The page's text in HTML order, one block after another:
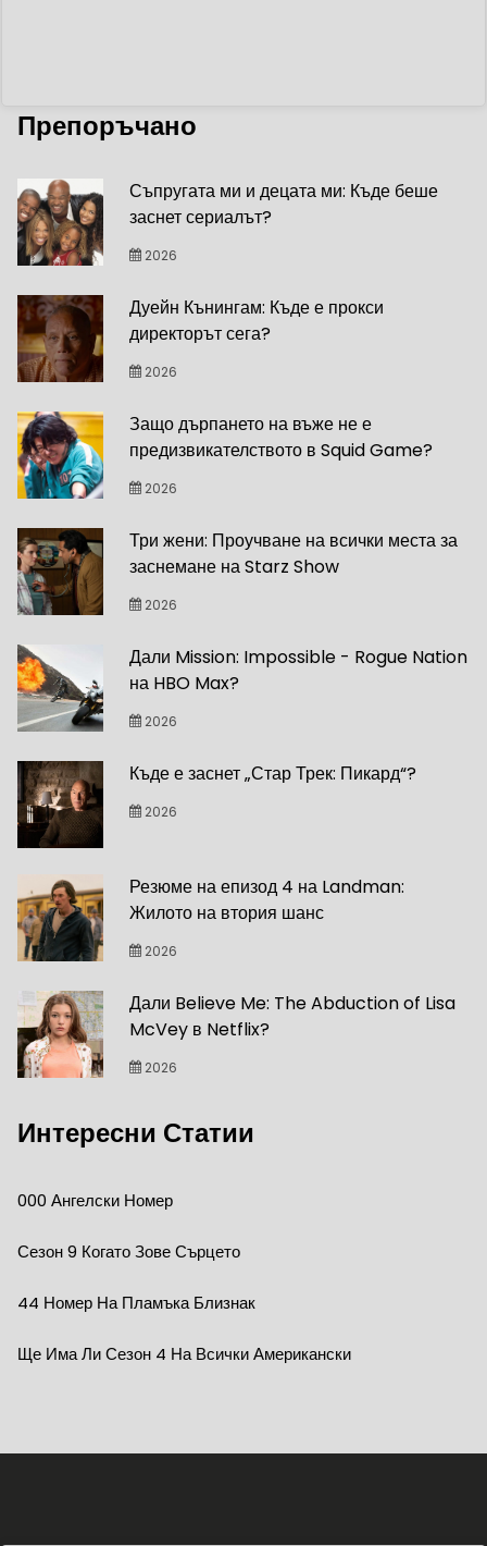
Препоръчано
Съпругата ми и децата ми: Къде беше
заснет сериалът?
2026
Дуейн Кънингам: Къде е прокси
директорът сега?
2026
Защо дърпането на въже не е
предизвикателството в Squid Game?
2026
Три жени: Проучване на всички места за
заснемане на Starz Show
2026
Дали Mission: Impossible - Rogue Nation
на HBO Max?
2026
Къде е заснет „Стар Трек: Пикард“?
2026
Резюме на епизод 4 на Landman:
Жилото на втория шанс
2026
Дали Believe Me: The Abduction of Lisa
McVey в Netflix?
2026
Интересни Статии
000 Ангелски Номер
Сезон 9 Когато Зове Сърцето
44 Номер На Пламъка Близнак
Ще Има Ли Сезон 4 На Всички Американски